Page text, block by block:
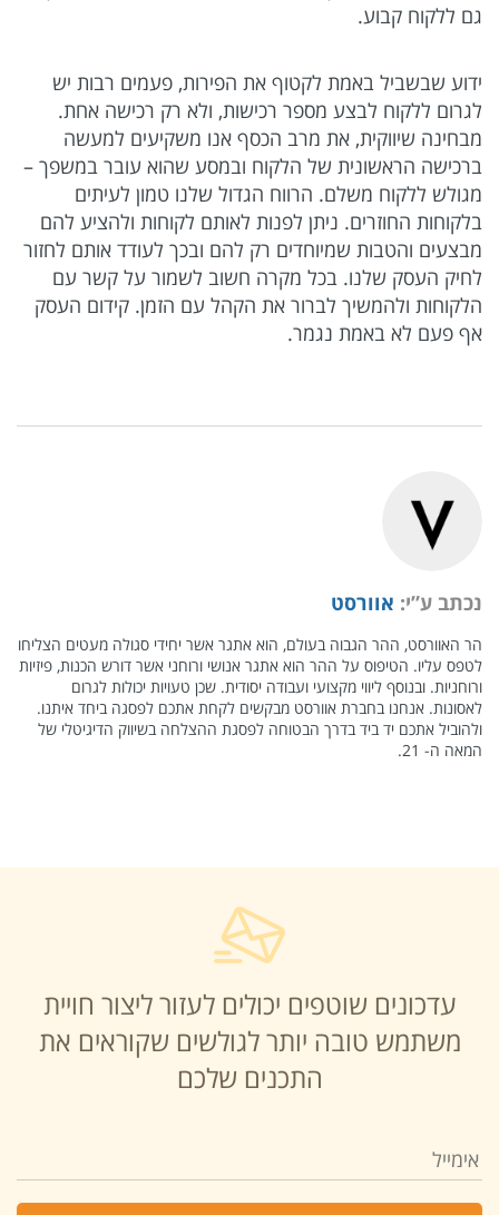
גם ללקוח קבוע.
ידוע שבשביל באמת לקטוף את הפירות, פעמים רבות יש
לגרום ללקוח לבצע מספר רכישות, ולא רק רכישה אחת.
מבחינה שיווקית, את מרב הכסף אנו משקיעים למעשה
ברכישה הראשונית של הלקוח ובמסע שהוא עובר במשפך –
מגולש ללקוח משלם. הרווח הגדול שלנו טמון לעיתים
בלקוחות החוזרים. ניתן לפנות לאותם לקוחות ולהציע להם
מבצעים והטבות שמיוחדים רק להם ובכך לעודד אותם לחזור
לחיק העסק שלנו. בכל מקרה חשוב לשמור על קשר עם
הלקוחות ולהמשיך לברור את הקהל עם הזמן. קידום העסק
אף פעם לא באמת נגמר.
נכתב ע”י: אוורסט
הר האוורסט, ההר הגבוה בעולם, הוא אתגר אשר יחידי סגולה מעטים הצליחו
לטפס עליו. הטיפוס על ההר הוא אתגר אנושי ורוחני אשר דורש הכנות, פיזיות
ורוחניות. ובנוסף ליווי מקצועי ועבודה יסודית. שכן טעויות יכולות לגרום
לאסונות. אנחנו בחברת אוורסט מבקשים לקחת אתכם לפסגה ביחד איתנו.
ולהוביל אתכם יד ביד בדרך הבטוחה לפסגת ההצלחה בשיווק הדיגיטלי של
המאה ה- 21.
עדכונים שוטפים יכולים לעזור ליצור חויית
משתמש טובה יותר לגולשים שקוראים את
התכנים שלכם